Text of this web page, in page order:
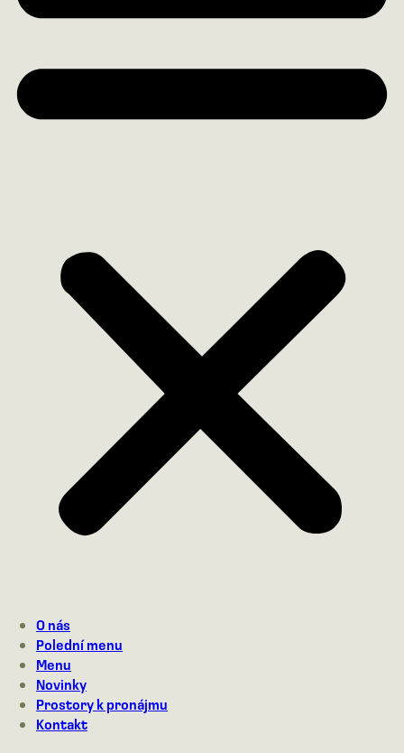
O nás
Polední menu
Menu
Novinky
Prostory k pronájmu
Kontakt